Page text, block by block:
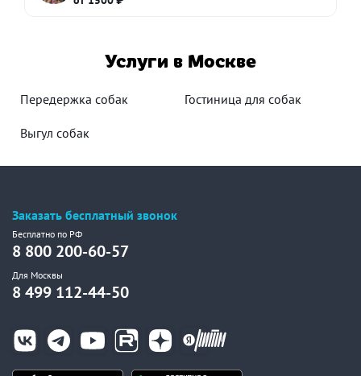
Услуги в Москве
Передержка собак Гостиница для собак
Выгул собак
Заказать бесплатный звонок
Бесплатно по РФ
8 800 200-60-57
Для Москвы
8 499 112-44-50